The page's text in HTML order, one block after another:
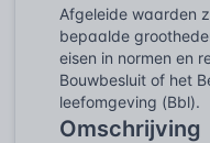
Afgeleide waarden
bepaalde
eisen in normen en
Bouwbesluit of het
leefomgeving (Bbl).
Omschrijving